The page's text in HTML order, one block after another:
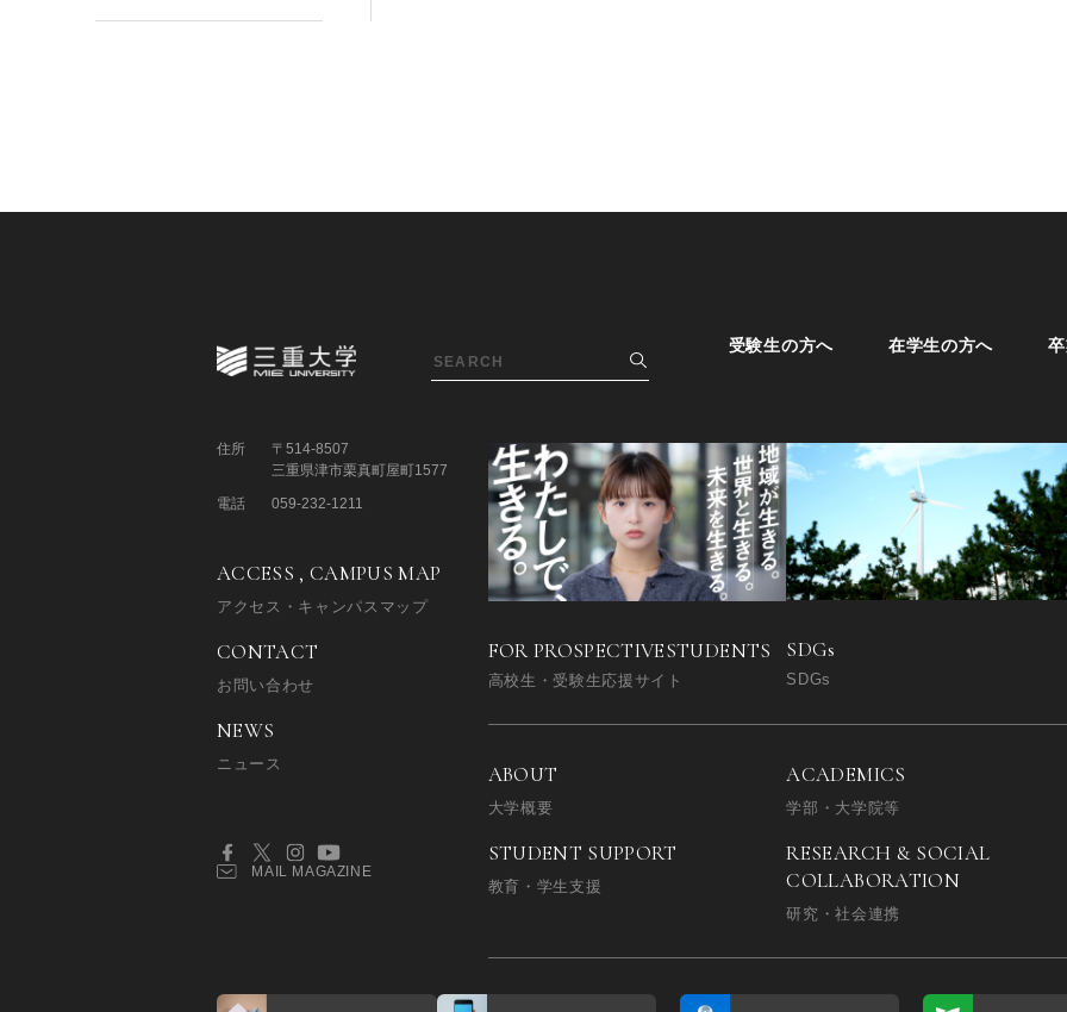
受験生の方へ 在学生の方へ
FOR PROSPECTIVESTUDENTS
高校生・受験生応援サイト
SDGs
SDGs
ABOUT
大学概要
ACADEMICS
学部・大学院等
STUDENT SUPPORT
教育・学生支援
RESEARCH & SOCIAL
COLLABORATION
研究・社会連携
住所
〒514-8507
三重県津市栗真町屋町1577
電話
059-232-1211
ACCESS , CAMPUS MAP
アクセス・キャンパスマップ
CONTACT
お問い合わせ
NEWS
ニュース
MAIL MAGAZINE